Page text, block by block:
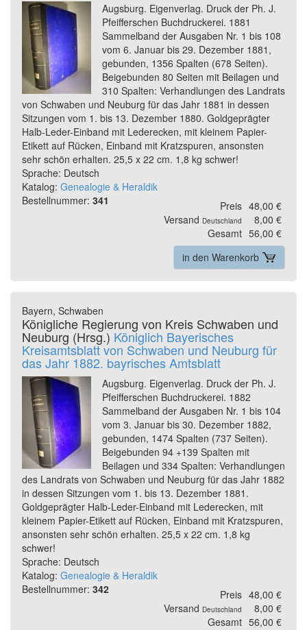
Augsburg. Eigenverlag. Druck der Ph. J.
Pfeifferschen Buchdruckerei. 1881
Sammelband der Ausgaben Nr. 1 bis 108
vom 6. Januar bis 29. Dezember 1881,
gebunden, 1356 Spalten (678 Seiten).
Beigebunden 80 Seiten mit Beilagen und
310 Spalten: Verhandlungen des Landrats
von Schwaben und Neuburg für das Jahr 1881 in dessen
Sitzungen vom 1. bis 13. Dezember 1880. Goldgeprägter
Halb-Leder-Einband mit Lederecken, mit kleinem Papier-
Etikett auf Rücken, Einband mit Kratzspuren, ansonsten
sehr schön erhalten. 25,5 x 22 cm. 1,8 kg schwer!
Sprache: Deutsch
Katalog: Genealogie & Heraldik
Bestellnummer: 341 Preis 48,00 €
Versand Deutschland
8,00 €
Gesamt 56,00 €
in den Warenkorb
Bayern, Schwaben
Königliche Regierung von Kreis Schwaben und
Neuburg (Hrsg.) Königlich Bayerisches
Kreisamtsblatt von Schwaben und Neuburg für
das Jahr 1882. bayrisches Amtsblatt
Augsburg. Eigenverlag. Druck der Ph. J.
Pfeifferschen Buchdruckerei. 1882
Sammelband der Ausgaben Nr. 1 bis 104
vom 3. Januar bis 30. Dezember 1882,
gebunden, 1474 Spalten (737 Seiten).
Beigebunden 94 +139 Spalten mit
Beilagen und 334 Spalten: Verhandlungen
des Landrats von Schwaben und Neuburg für das Jahr 1882
in dessen Sitzungen vom 1. bis 13. Dezember 1881.
Goldgeprägter Halb-Leder-Einband mit Lederecken, mit
kleinem Papier-Etikett auf Rücken, Einband mit Kratzspuren,
ansonsten sehr schön erhalten. 25,5 x 22 cm. 1,8 kg
schwer!
Sprache: Deutsch
Katalog: Genealogie & Heraldik
Bestellnummer: 342 Preis 48,00 €
Versand Deutschland
8,00 €
Gesamt 56,00 €